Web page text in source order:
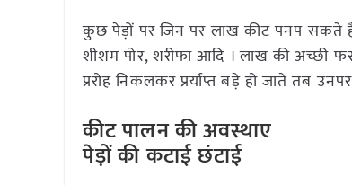
कुछ पेड़ों पर जिन पर लाख कीट पनप सकते
शीशम पोर, शरीफा आदि । लाख की अच्छी
प्ररोह निकलकर प्रर्याप्त बड़े हो जाते तब
कीट पालन की अवस्थाए
पेड़ों की कटाई छंटाई